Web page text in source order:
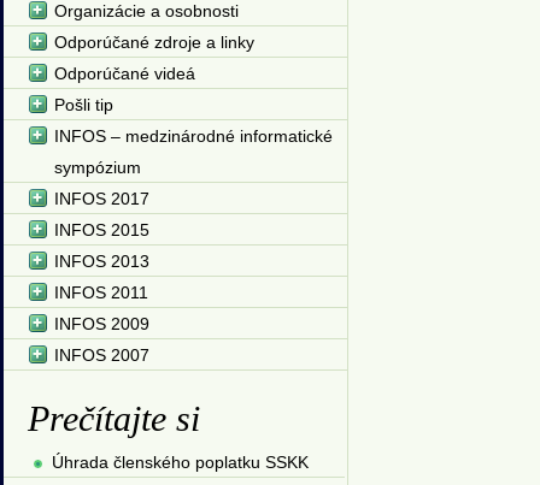
Organizácie a osobnosti
Odporúčané zdroje a linky
Odporúčané videá
Pošli tip
INFOS – medzinárodné informatické
sympózium
INFOS 2017
INFOS 2015
INFOS 2013
INFOS 2011
INFOS 2009
INFOS 2007
Prečítajte si
Úhrada členského poplatku SSKK